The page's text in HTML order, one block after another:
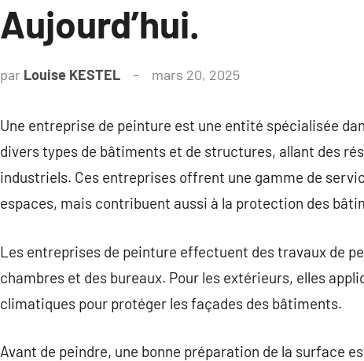
Aujourd’hui.
par Louise KESTEL mars 20, 2025
Une entreprise de peinture est une entité spécialisée
divers types de bâtiments et de structures, allant des
industriels. Ces entreprises offrent une gamme de
espaces, mais contribuent aussi à la protection des
Les entreprises de peinture effectuent des travaux de
chambres et des bureaux. Pour les extérieurs, elles
climatiques pour protéger les façades des bâtiments.
Avant de peindre, une bonne préparation de la surface